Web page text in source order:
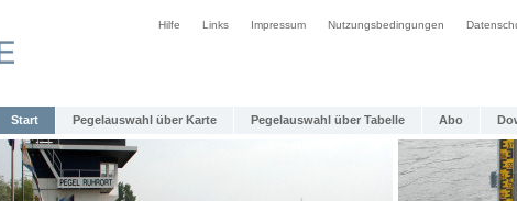
Hilfe Links Impressum Nutzungsbedingungen
Start Pegelauswahl über Karte Pegelauswahl über Tabelle Abo